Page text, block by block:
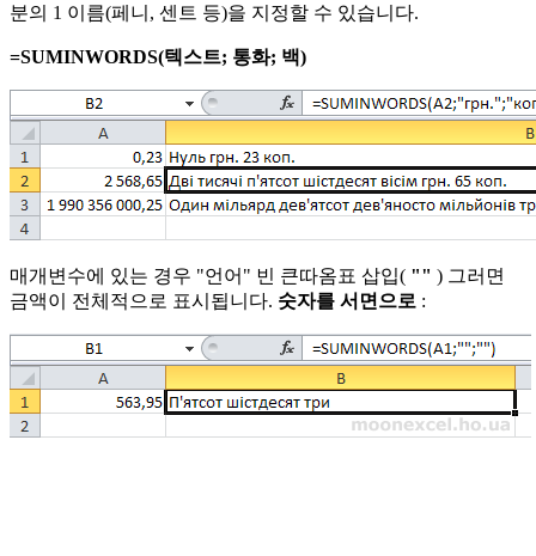
분의 1 이름(페니, 센트 등)을 지정할 수 있습니다.
=SUMINWORDS(텍스트; 통화; 백)
매개변수에 있는 경우 "언어" 빈 큰따옴표 삽입( "" ) 그러면
금액이 전체적으로 표시됩니다. 숫자를 서면으로 :